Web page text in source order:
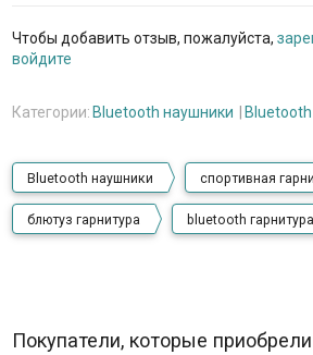
Чтобы добавить отзыв, пожалуйста,
войдите
Категории: Bluetooth наушники
Bluetooth наушники спортивная
блютуз гарнитура bluetooth гарнитура
Покупатели, которые